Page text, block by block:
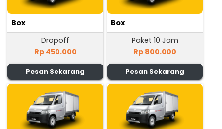
Box
Dropoff
Rp 450.000
Pesan Sekarang
Box
Paket 10 Jam
Rp 800.000
Pesan Sekarang